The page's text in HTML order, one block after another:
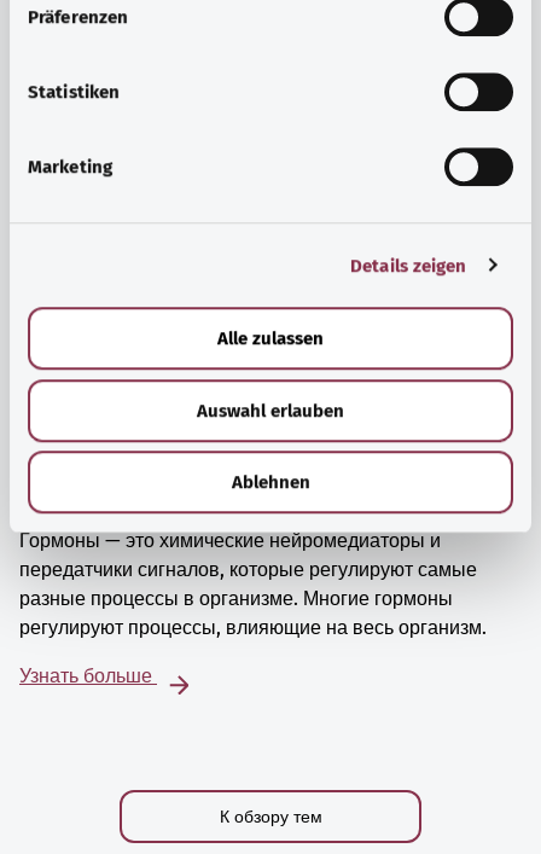
Präferenzen
Statistiken
Marketing
Details zeigen
Alle zulassen
Auswahl erlauben
Ablehnen
раздражения конъюнктивы до тяжелых заболеваний,
Узнать больше
Гормоны — это химические нейромедиаторы и
передатчики сигналов, которые регулируют самые
разные процессы в организме. Многие гормоны
регулируют процессы, влияющие на весь организм.
Узнать больше
К обзору тем